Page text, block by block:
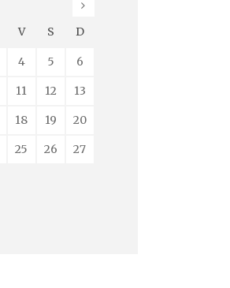
V S D
4 5 6
11 12 13
18 19 20
25 26 27